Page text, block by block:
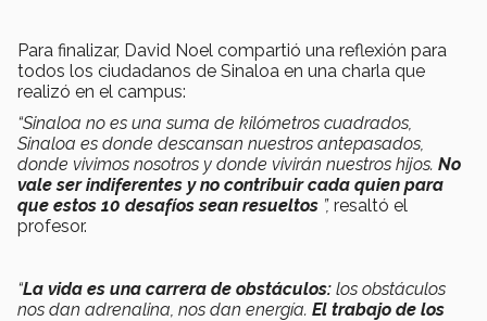
Para finalizar, David Noel compartió una reflexión para
todos los ciudadanos de Sinaloa en una charla que
realizó en el campus:
“Sinaloa no es una suma de kilómetros cuadrados,
Sinaloa es donde descansan nuestros antepasados,
donde vivimos nosotros y donde vivirán nuestros hijos. No
vale ser indiferentes y no contribuir cada quien para
que estos 10 desafíos sean resueltos ”, resaltó el
profesor.
“La vida es una carrera de obstáculos: los obstáculos
nos dan adrenalina, nos dan energía. El trabajo de los